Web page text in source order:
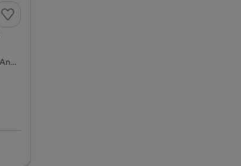
Rua da Venezuela - Bairro da Salsinha, Estremoz (Santa Maria e Santo André), Estremoz, Évora